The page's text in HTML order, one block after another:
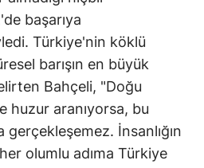
başarıya
Türkiye'nin köklü
barışın en büyük
Bahçeli, "Doğu
huzur aranıyorsa, bu
İnsanlığın
her olumlu adıma Türkiye